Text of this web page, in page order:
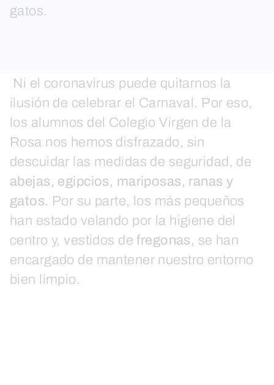
gatos.
Ni el coronavirus puede quitarnos la
ilusión de celebrar el Carnaval. Por eso,
los alumnos del Colegio Virgen de la
Rosa nos hemos disfrazado, sin
descuidar las medidas de seguridad, de
abejas, egipcios, mariposas, ranas y
gatos. Por su parte, los más pequeños
han estado velando por la higiene del
centro y, vestidos defregonas, se han
encargado de mantener nuestro entorno
bien limpio.